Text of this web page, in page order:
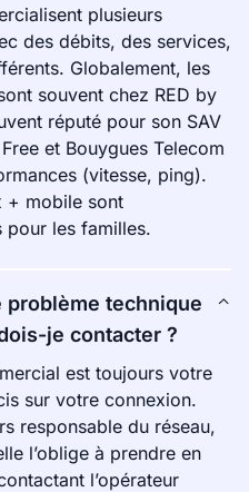
plusieurs
des débits, des services,
Globalement, les
souvent chez RED by
réputé pour son SAV
et Bouygues Telecom
(vitesse, ping).
+ mobile sont
pour les familles.
problème technique
je contacter ?
est toujours votre
sur votre connexion.
responsable du réseau,
l’oblige à prendre en
l’opérateur